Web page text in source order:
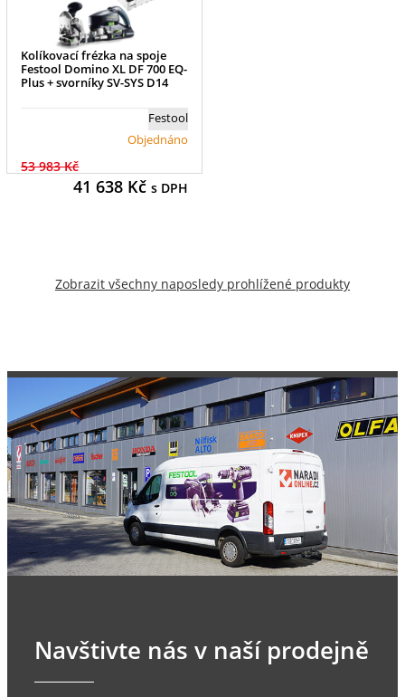
Kolíkovací frézka na spoje
Festool Domino XL DF 700 EQ-
Plus + svorníky SV-SYS D14
Festool
Objednáno
53 983 Kč
41 638Kč s DPH
Zobrazit všechny naposledy prohlížené produkty
Navštivte nás v naší prodejně